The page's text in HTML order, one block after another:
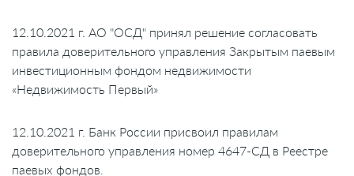
12.10.2021 г. АО "ОСД" принял решение согласовать
правила доверительного управления Закрытым паевым
инвестиционным фондом недвижимости
«Недвижимость Первый»
12.10.2021 г. Банк России присвоил правилам
доверительного управления номер 4647-СД в Реестре
паевых фондов.